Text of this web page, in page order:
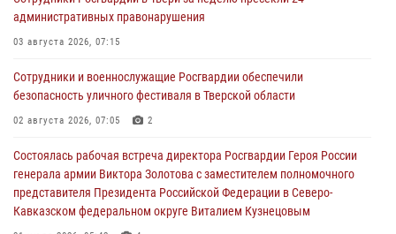
административных правонарушения
03 августа 2026, 07:15
Сотрудники и военнослужащие Росгвардии обеспечили
безопасность уличного фестиваля в Тверской области
02 августа 2026, 07:05 2
Состоялась рабочая встреча директора Росгвардии Героя России
генерала армии Виктора Золотова с заместителем полномочного
представителя Президента Российской Федерации в Северо-
Кавказском федеральном округе Виталием Кузнецовым